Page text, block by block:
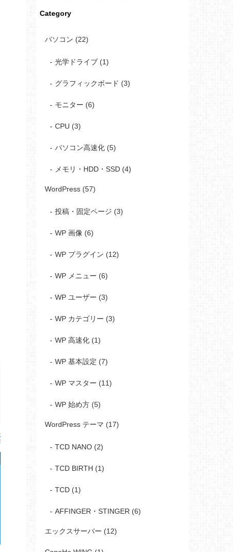
Category
パソコン (22)
光学ドライブ (1)
グラフィックボード (3)
モニター (6)
CPU (3)
パソコン高速化 (5)
メモリ・HDD・SSD (4)
WordPress (57)
投稿・固定ページ (3)
WP 画像 (6)
WP プラグイン (12)
WP メニュー (6)
WP ユーザー (3)
WP カテゴリー (3)
WP 高速化 (1)
WP 基本設定 (7)
WP マスター (11)
WP 始め方 (5)
WordPress テーマ (17)
TCD NANO (2)
TCD BIRTH (1)
TCD (1)
AFFINGER・STINGER (6)
エックスサーバー (12)